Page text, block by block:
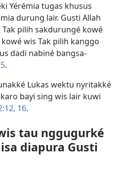
Yérémia tugas khusus
durung lair. Gusti Allah
Tak pilih sakdurungé kowé
wis Tak pilih kanggo
dadi nabiné bangsa-
.
Lukas wektu nyritakké
bayi sing wis lair kuwi
16.
tau nggugurké
diapura Gusti